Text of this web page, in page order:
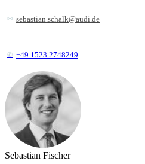
sebastian.schalk@audi.de
+49 1523 2748249
Sebastian Fischer